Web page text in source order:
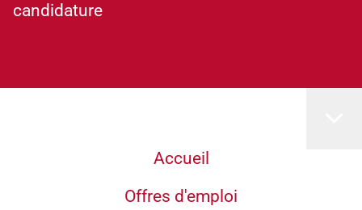
candidature
Accueil
Offres d'emploi